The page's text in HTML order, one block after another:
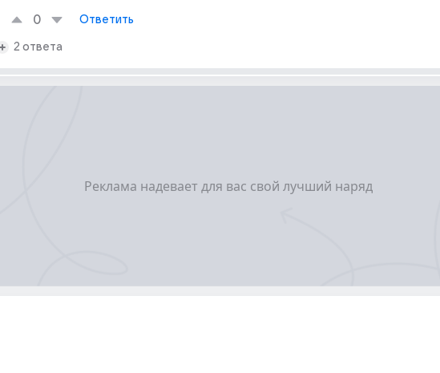
0 Ответить
2 ответа